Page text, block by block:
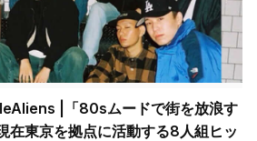
|「80sムードで街を放浪す
在東京を拠点に活動する8人組ヒッ